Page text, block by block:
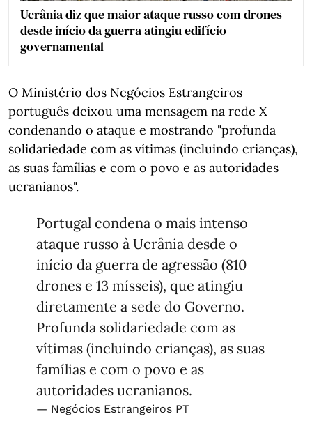
Ucrânia diz que maior ataque russo com drones
desde início da guerra atingiu edifício
governamental
O Ministério dos Negócios Estrangeiros
português deixou uma mensagem na rede X
condenando o ataque e mostrando "profunda
solidariedade com as vítimas (incluindo crianças),
as suas famílias e com o povo e as autoridades
ucranianos".
Portugal condena o mais intenso
ataque russo à Ucrânia desde o
início da guerra de agressão (810
drones e 13 mísseis), que atingiu
diretamente a sede do Governo.
Profunda solidariedade com as
vítimas (incluindo crianças), as suas
famílias e com o povo e as
autoridades ucranianos.
— Negócios Estrangeiros PT